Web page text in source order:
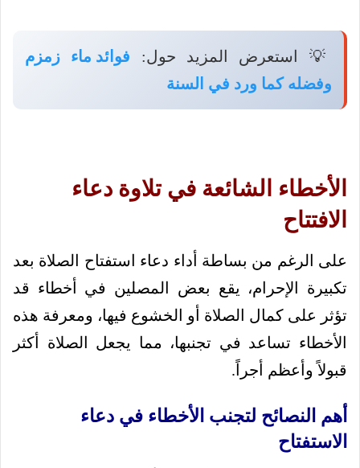
💡 استعرض المزيد حول: فوائد ماء زمزم
وفضله كما ورد في السنة
الأخطاء الشائعة في تلاوة دعاء
الافتتاح
على الرغم من بساطة أداء دعاء استفتاح الصلاة بعد
تكبيرة الإحرام، يقع بعض المصلين في أخطاء قد
تؤثر على كمال الصلاة أو الخشوع فيها، ومعرفة هذه
الأخطاء تساعد في تجنبها، مما يجعل الصلاة أكثر
قبولاً وأعظم أجراً.
أهم النصائح لتجنب الأخطاء في دعاء
الاستفتاح